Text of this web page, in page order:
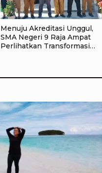
Menuju Akreditasi Unggul,
SMA Negeri 9 Raja Ampat
Perlihatkan Transformasi